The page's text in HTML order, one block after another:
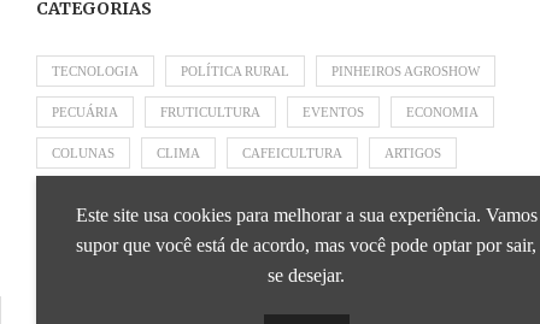
CATEGORIAS
TECNOLOGIA POLÍTICA RURAL PINHEIROS AGROSHOW
PECUÁRIA FRUTICULTURA EVENTOS ECONOMIA
COLUNAS CLIMA CAFEICULTURA ARTIGOS
APRESENTADO POR BRAPEX
Este site usa cookies para melhorar a sua experiência. Vamos
supor que você está de acordo, mas você pode optar por sair,
se desejar.